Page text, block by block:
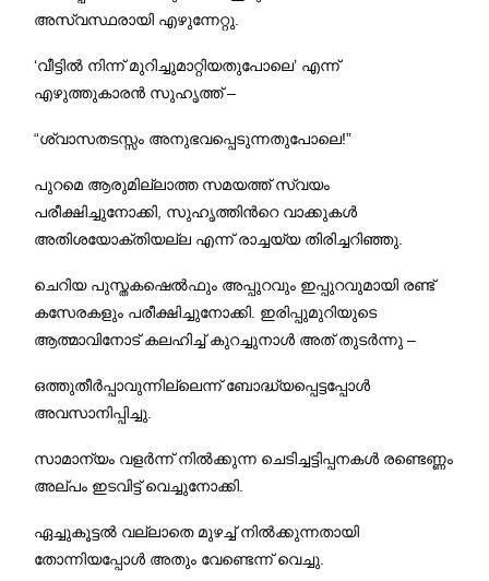
അസ്വസ്ഥരായി എഴുന്നേറ്റു.
‘വീട്ടില്‍ നിന്ന് മുറിച്ചുമാറ്റിയതുപോലെ’ എന്ന്
എഴുത്തുകാരന്‍ സുഹൃത്ത് –
“ശ്വാസതടസ്സം അനുഭവപ്പെടുന്നതുപോലെ!”
പുറമെ ആരുമില്ലാത്ത സമയത്ത് സ്വയം
പരീക്ഷിച്ചുനോക്കി, സുഹൃത്തിന്‍റെ വാക്കുകള്‍
അതിശയോക്തിയല്ല എന്ന് രാച്ചയ്യ തിരിച്ചറിഞ്ഞു.
ചെറിയ പുസ്തകഷെല്‍ഫും അപ്പുറവും ഇപ്പുറവുമായി രണ്ട്
കസേരകളും പരീക്ഷിച്ചുനോക്കി. ഇരിപ്പുമുറിയുടെ
ആത്മാവിനോട് കലഹിച്ച് കുറച്ചുനാള്‍ അത് തുടര്‍ന്നു –
ഒത്തുതീര്‍പ്പാവുന്നില്ലെന്ന് ബോദ്ധ്യപ്പെട്ടപ്പോള്‍
അവസാനിപ്പിച്ചു.
സാമാന്യം വളര്‍ന്ന് നില്‍ക്കുന്ന ചെടിച്ചട്ടിപ്പനകള്‍ രണ്ടെണ്ണം
അല്പം ഇടവിട്ട് വെച്ചുനോക്കി.
ഏച്ചുകൂട്ടല്‍ വല്ലാതെ മുഴച്ച് നില്‍ക്കുന്നതായി
തോന്നിയപ്പോള്‍ അതും വേണ്ടെന്ന് വെച്ചു.